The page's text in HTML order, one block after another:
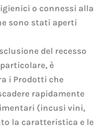
o connessi alla
sono stati aperti
del recesso
è
i Prodotti che
rapidamente
(incusi vini,
la caratteristica e le